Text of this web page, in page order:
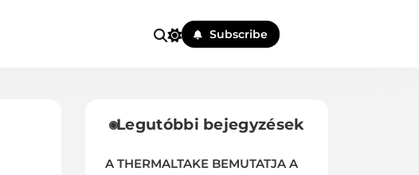
Subscribe
Legutóbbi bejegyzések
A THERMALTAKE BEMUTATJA A